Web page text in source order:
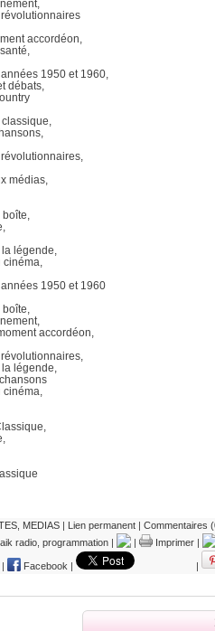
accordéon,
1950 et 1960,
débats,
médias,
légende,
1950 et 1960
accordéon,
légende,
, MEDIAS Lien permanent Commentaires
radio, programmation Imprimer
Facebook